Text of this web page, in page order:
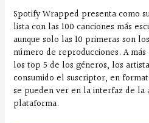
Spotify Wrapped presenta como
lista con las 100 canciones más
aunque solo las 10 primeras son
número de reproducciones. A
los top 5 de los géneros, los
consumido el suscriptor, en
se pueden ver en la interfaz de
plataforma.